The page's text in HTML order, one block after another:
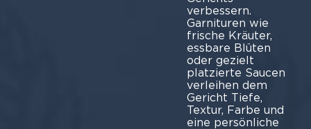
verbessern.
Garnituren wie
frische Kräuter,
essbare Blüten
oder gezielt
platzierte Saucen
verleihen dem
Gericht Tiefe,
Textur, Farbe und
eine persönliche